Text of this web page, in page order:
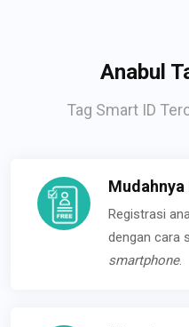
Anabul
Tag Smart ID
Registrasi
dengan cara
smartphone.